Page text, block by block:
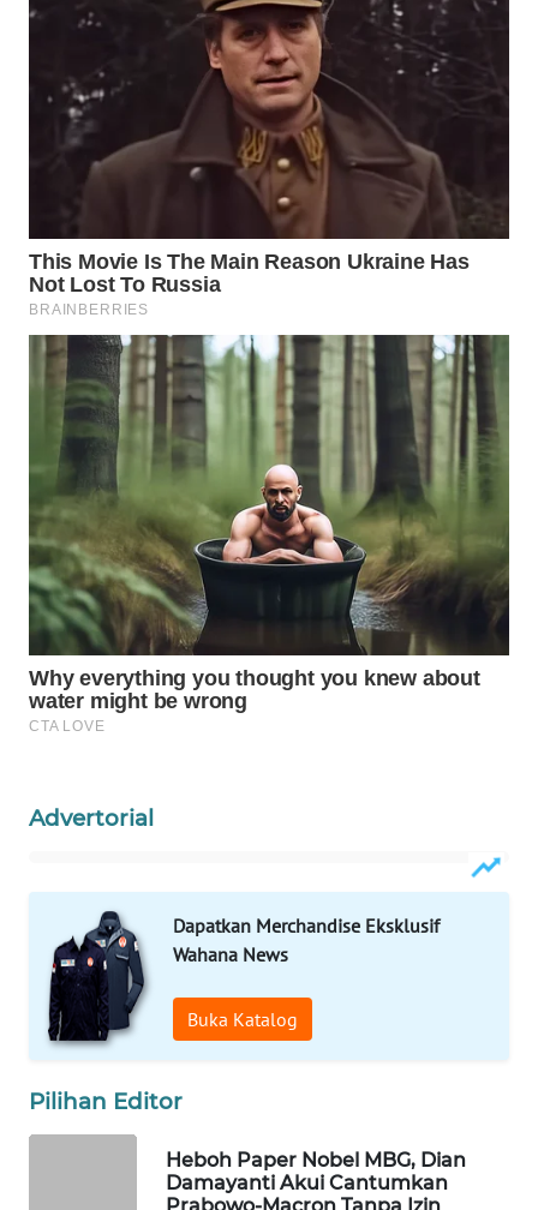
Advertorial
Dapatkan Merchandise Eksklusif
Wahana News
Buka Katalog
Pilihan Editor
Heboh Paper Nobel MBG, Dian
Damayanti Akui Cantumkan
CO ID
WAHANANEWS
NET
WAHANA
WAHANA
UMKM
WAHANA
SELEB
WAHANA
PERSONA
WAHANA
OTOMOTIF
WAHANA
HEALTH
WAHANA
DESA
LAPAK
Wahana
KONSUMEN
LISTRIK
KELISTRIKAN